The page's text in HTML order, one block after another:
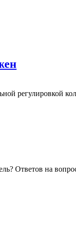
регулировкой
Ответов на